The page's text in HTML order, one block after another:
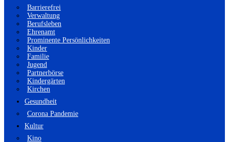
Barrierefrei
Verwaltung
Berufsleben
Ehrenamt
Prominente Persönlichkeiten
Kinder
Familie
Jugend
Partnerbörse
Kindergärten
Kirchen
Gesundheit
Corona Pandemie
Kultur
Kino